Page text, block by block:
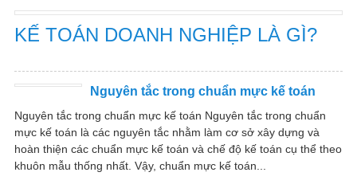
KẾ TOÁN DOANH NGHIỆP LÀ GÌ?
Nguyên tắc trong chuẩn mực kế toán
Nguyên tắc trong chuẩn mực kế toán Nguyên tắc trong chuẩn
mực kế toán là các nguyên tắc nhằm làm cơ sở xây dựng và
hoàn thiện các chuẩn mực kế toán và chế độ kế toán cụ thể theo
khuôn mẫu thống nhất. Vậy, chuẩn mực kế toán...